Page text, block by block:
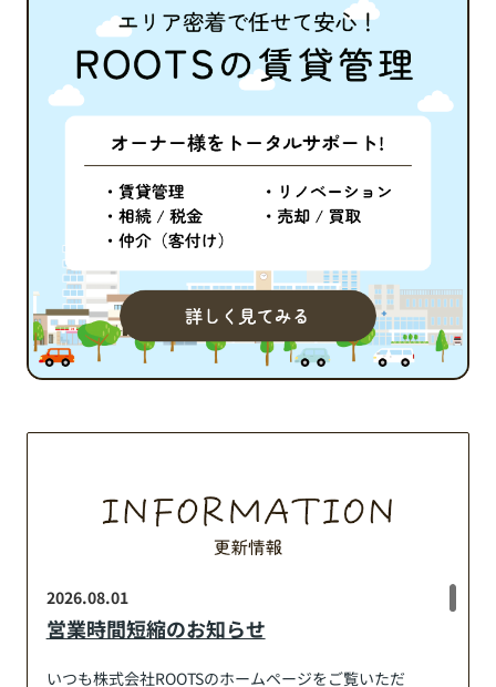
方やポイントについても具体的
にご紹介しますので、ぜひ最後
までご覧ください。 【目
次】・2K・2DK・2LDKの違い
とその意味・二人暮らしにおけ
る2DKのメリット・2DKのデメ
リットと注意点・ターゲットに
とめ2K・2DK・2LDKの違いと
その意味 まず、「２Ｋ...
しや住まい探しを考えてい
が、安心して暮らせるかど
を具体的にイメージできる
をご紹介します。ぜひ最後
東区の「住みやすさ」の全
と評判・治安の状況と区・
利便性とエリアごとの特色
然環境・子育て支援・公園
2026.08.01
営業時間短縮のお知らせ
いつも株式会社ROOTSのホームページをご覧いただ